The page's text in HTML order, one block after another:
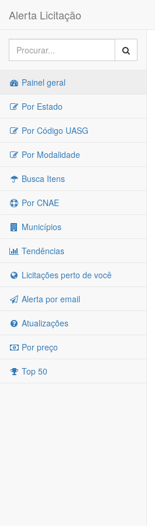
Alerta Licitação
Painel geral
Por Estado
Por Código UASG
Por Modalidade
Busca Itens
Por CNAE
Municípios
Tendências
Licitações perto de você
Alerta por email
Atualizações
Por preço
Top 50